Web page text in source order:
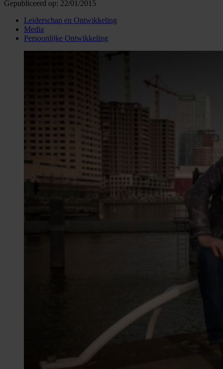
Gepubliceerd op: 22/01/2015
Leiderschap en Ontwikkeling
Media
Persoonlijke Ontwikkeling